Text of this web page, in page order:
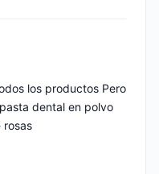
los productos Pero
dental en polvo
rosas